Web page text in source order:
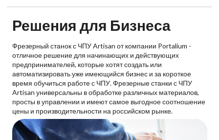
Решения для Бизнеса
Фрезерный станок с ЧПУ Artisan от компании Portalium -
отличное решение для начинающих и действующих
предпринимателей, которые хотят создать или
автоматизировать уже имеющийся бизнес и за короткое
время обучиться работе с ЧПУ. Фрезерные станки с ЧПУ
Artisan универсальны в обработке различных материалов,
просты в управлении и имеют самое выгодное соотношение
цены и производительности на российском рынке.